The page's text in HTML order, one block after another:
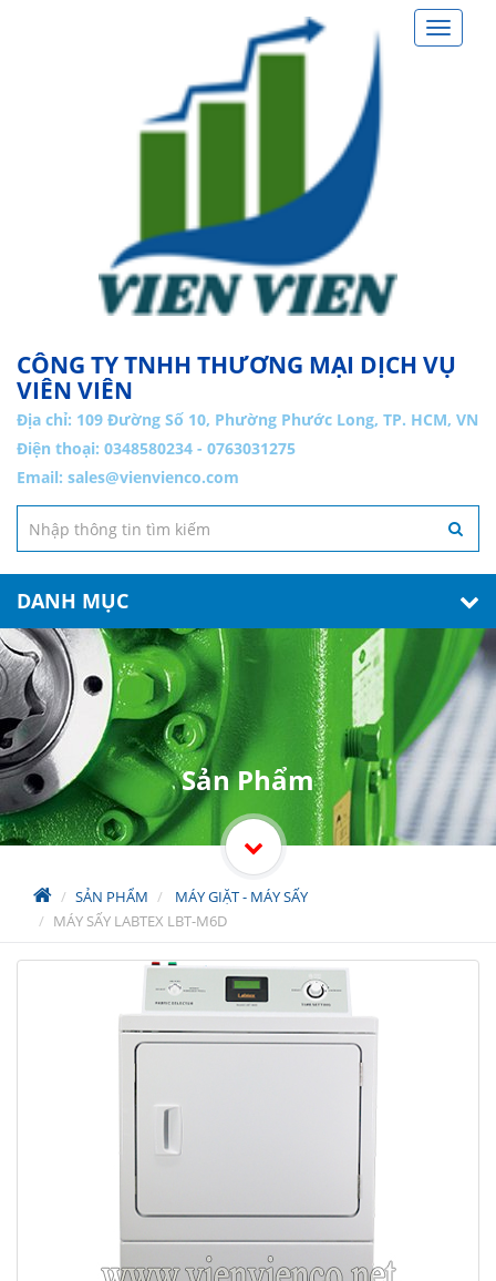
Toggle
CÔNG TY TNHH THƯƠNG MẠI DỊCH VỤ
VIÊN VIÊN
Địa chỉ: 109 Đường Số 10, Phường Phước Long, TP. HCM, VN
Điện thoại: 0348580234 - 0763031275
Email: sales@vienvienco.com
DANH MỤC
SẢN PHẨM
MÁY GIẶT - MÁY SẤY
MÁY SẤY LABTEX LBT-M6D
Sản Phẩm